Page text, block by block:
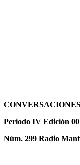
Periodo IV Edición 00
Núm. 299 Radio